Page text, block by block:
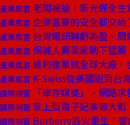
產業風雲 老闆被搶，新光保全生
產業風雲 企業富豪的安全都交給
產業風雲 台灣電訊轉虧為盈，周
產業風雲 保誠人壽梁家駒下猛
產業風雲 維利達單挑全球大廠
產業風雲 K-Swiss從美國跑到台
國際視窗 「庫存媒婆」，網路求
國際視窗 掌上型電子記事簿大戰
國際視窗 Burberry浴火重生ˉ誓